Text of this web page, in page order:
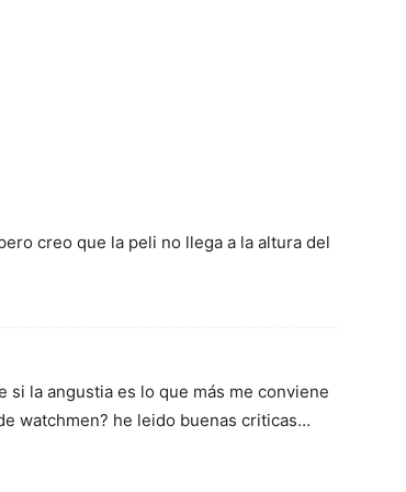
creo que la peli no llega a la altura del
si la angustia es lo que más me conviene
watchmen? he leido buenas criticas…